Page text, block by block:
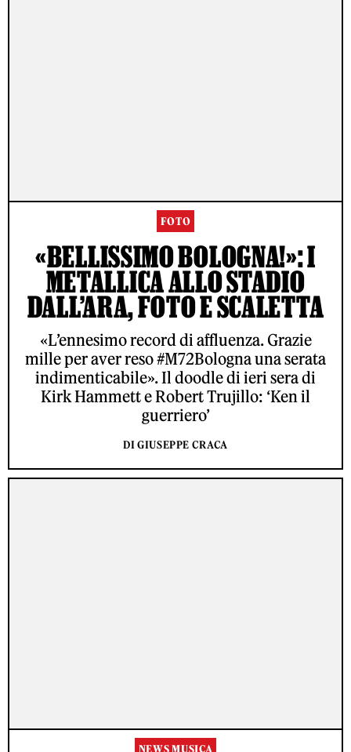
FOTO
«BELLISSIMO BOLOGNA!»: I
METALLICA ALLO STADIO
DALL’ARA, FOTO E SCALETTA
«L’ennesimo record di affluenza. Grazie
mille per aver reso #M72Bologna una serata
indimenticabile». Il doodle di ieri sera di
Kirk Hammett e Robert Trujillo: ‘Ken il
guerriero’
DI GIUSEPPE CRACA
NEWS MUSICA